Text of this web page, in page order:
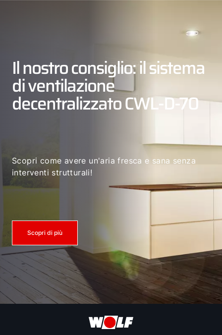
Il nostro consiglio: il sistema
di ventilazione
decentralizzato CWL-D-70
Scopri come avere un'aria fresca e sana senza
interventi strutturali!
Scopri di più